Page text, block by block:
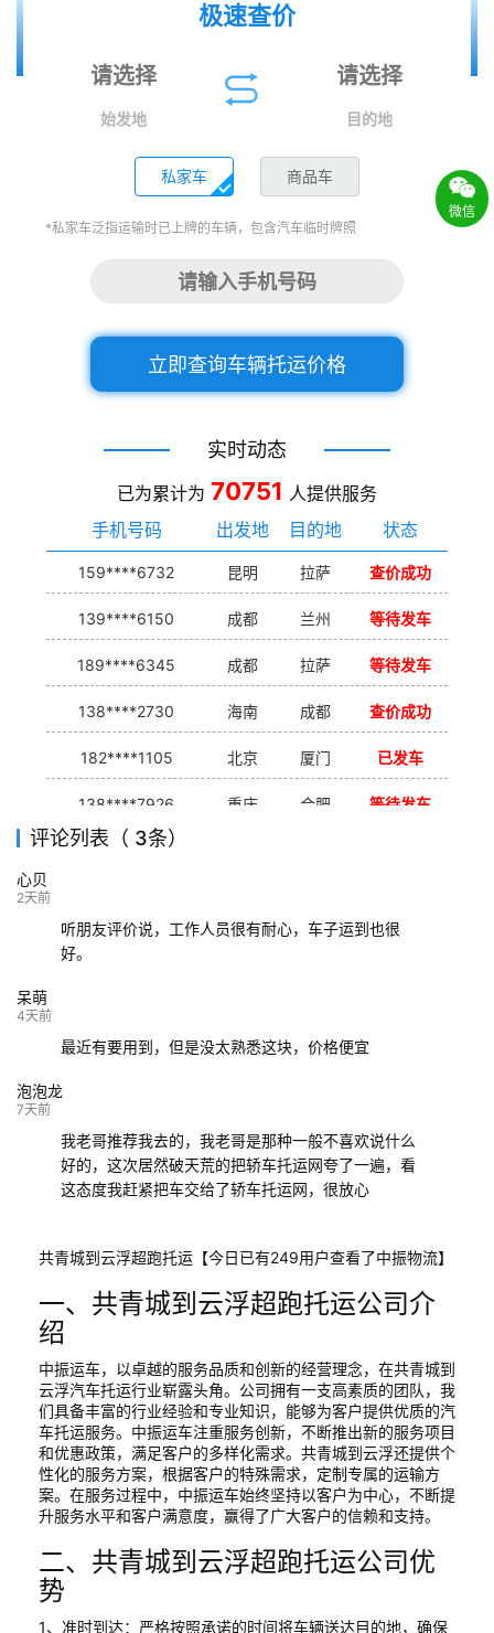
极速查价
始发地 目的地
私家车 商品车
*私家车泛指运输时已上牌的车辆，包含汽车临时牌照
立即查询车辆托运价格
实时动态
已为累计为 70751 人提供服务
手机号码
出发地 目的地 状态
159****6732 昆明 拉萨 查价成功
139****6150 成都 兰州 等待发车
189****6345 成都 拉萨 等待发车
138****2730 海南 成都 查价成功
182****1105 北京 厦门 已发车
138****7926 重庆 合肥 等待发车
139****9233
评论列表（ 3条）
心贝
2天前
听朋友评价说，工作人员很有耐心，车子运到也很
好。
呆萌
4天前
最近有要用到，但是没太熟悉这块，价格便宜
泡泡龙
7天前
我老哥推荐我去的，我老哥是那种一般不喜欢说什么
好的，这次居然破天荒的把轿车托运网夸了一遍，看
这态度我赶紧把车交给了轿车托运网，很放心
共青城到云浮超跑托运【今日已有249用户查看了中振物流】
一、共青城到云浮超跑托运公司介
绍
中振运车，以卓越的服务品质和创新的经营理念，在共青城到
云浮汽车托运行业崭露头角。公司拥有一支高素质的团队，我
们具备丰富的行业经验和专业知识，能够为客户提供优质的汽
车托运服务。中振运车注重服务创新，不断推出新的服务项目
和优惠政策，满足客户的多样化需求。共青城到云浮还提供个
性化的服务方案，根据客户的特殊需求，定制专属的运输方
案。在服务过程中，中振运车始终坚持以客户为中心，不断提
升服务水平和客户满意度，赢得了广大客户的信赖和支持。
二、共青城到云浮超跑托运公司优
势
1、准时到达：严格按照承诺的时间将车辆送达目的地，确保
微信